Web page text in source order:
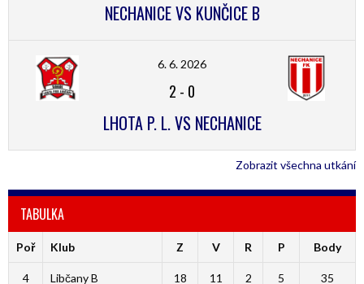
NECHANICE VS KUNČICE B
6. 6. 2026
2 - 0
LHOTA P. L. VS NECHANICE
Zobrazit všechna utkání
TABULKA
Poř Klub Z V R P Body
4 Libčany B 18 11 2 5 35